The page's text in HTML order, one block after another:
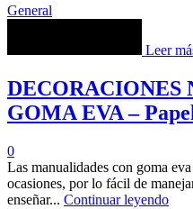
General
Leer
DECORACIONES
GOMA EVA –
0
Las manualidades con goma
ocasiones, por lo fácil de
enseñar... Continuar leyendo